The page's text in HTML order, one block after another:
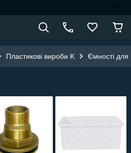
Пластикові вироби K Ємності для